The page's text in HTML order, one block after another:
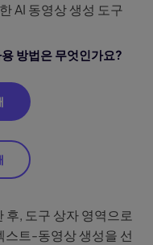
AI 동영상 생성 도구
방법은 무엇인가요?
, 도구 상자 영역으로
스트-동영상 생성을 선